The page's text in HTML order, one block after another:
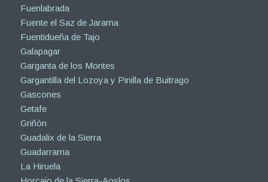
Fuenlabrada
Fuente el Saz de Jarama
Fuentidueña de Tajo
Galapagar
Garganta de los Montes
Gargantilla del Lozoya y Pinilla de Buitrago
Gascones
Getafe
Griñón
Guadalix de la Sierra
Guadarrama
La Hiruela